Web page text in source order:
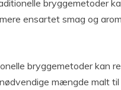
bryggemetoder
ensartet smag og
bryggemetoder kan
mængde malt